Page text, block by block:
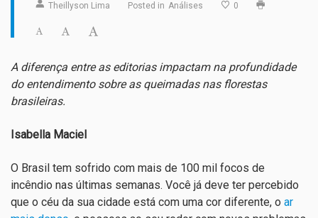
Theillyson Lima Posted in Análises 0
A diferença entre as editorias impactam na profundidade
do entendimento sobre as queimadas nas florestas
brasileiras.
Isabella Maciel
O Brasil tem sofrido com mais de 100 mil focos de
incêndio nas últimas semanas. Você já deve ter percebido
que o céu da sua cidade está com uma cor diferente, o ar